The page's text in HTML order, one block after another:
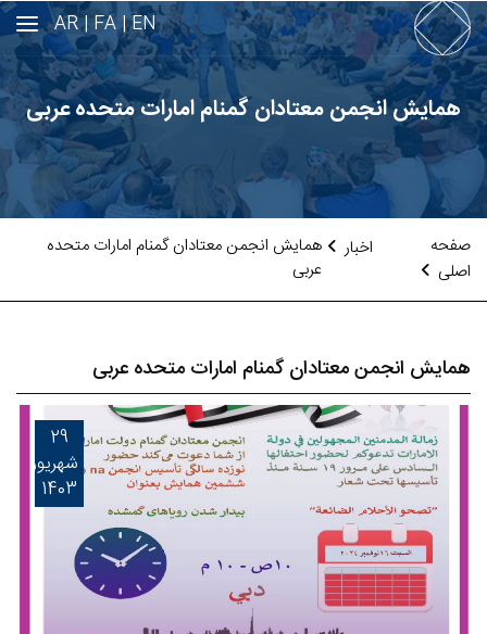
EN |
FA |
AR
همایش انجمن معتادان گمنام امارات متحده عربی
صفحه
اصلی
اخبار
همایش انجمن معتادان گمنام امارات متحده
عربی
همایش انجمن معتادان گمنام امارات متحده عربی
29
شهریور
1403